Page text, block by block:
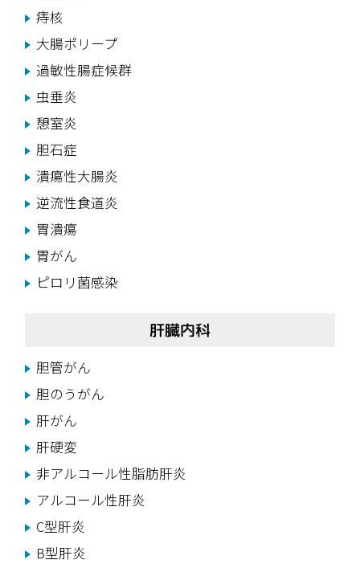
痔核
大腸ポリープ
過敏性腸症候群
虫垂炎
憩室炎
胆石症
潰瘍性大腸炎
逆流性食道炎
胃潰瘍
胃がん
ピロリ菌感染
肝臓内科
胆管がん
胆のうがん
肝がん
肝硬変
非アルコール性脂肪肝炎
アルコール性肝炎
C型肝炎
B型肝炎